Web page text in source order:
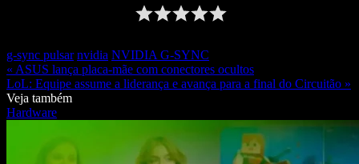
g-sync pulsar nvidia NVIDIA G-SYNC
« ASUS lança placa-mãe com conectores ocultos
LoL: Equipe assume a liderança e avança para a final do Circuitão »
Veja também
Hardware